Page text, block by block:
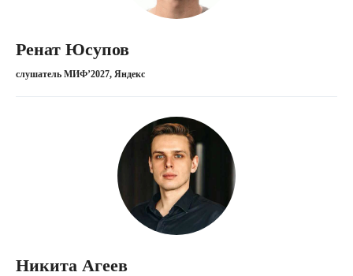
Ренат Юсупов
слушатель МИФ’2027, Яндекс
Никита Агеев